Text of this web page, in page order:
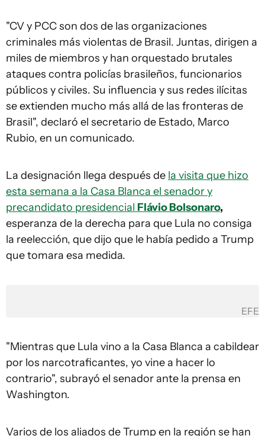
"CV y PCC son dos de las organizaciones
criminales más violentas de Brasil. Juntas, dirigen a
miles de miembros y han orquestado brutales
ataques contra policías brasileños, funcionarios
públicos y civiles. Su influencia y sus redes ilícitas
se extienden mucho más allá de las fronteras de
Brasil", declaró el secretario de Estado, Marco
Rubio, en un comunicado.
La designación llega después de la visita que hizo
esta semana a la Casa Blanca el senador y
precandidato presidencial Flávio Bolsonaro,
esperanza de la derecha para que Lula no consiga
la reelección, que dijo que le había pedido a Trump
que tomara esa medida.
EFE
"Mientras que Lula vino a la Casa Blanca a cabildear
por los narcotraficantes, yo vine a hacer lo
contrario", subrayó el senador ante la prensa en
Washington.
Varios de los aliados de Trump en la región se han